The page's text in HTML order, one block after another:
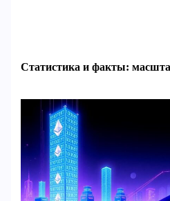
Статистика и факты: